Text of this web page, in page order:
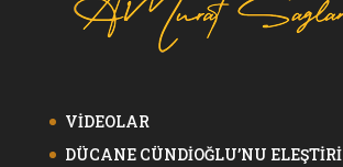
VİDEOLAR
DÜCANE CÜNDİOĞLU’NU ELEŞTİRİ